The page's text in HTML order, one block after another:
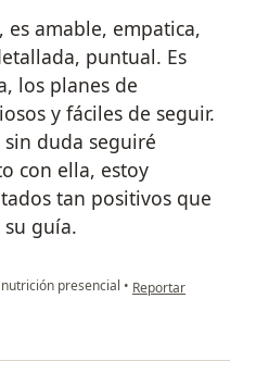
es amable, empatica,
puntual. Es
los planes de
y fáciles de seguir.
duda seguiré
con ella, estoy
tan positivos que
guía.
presencial • en opinión del
Reportar